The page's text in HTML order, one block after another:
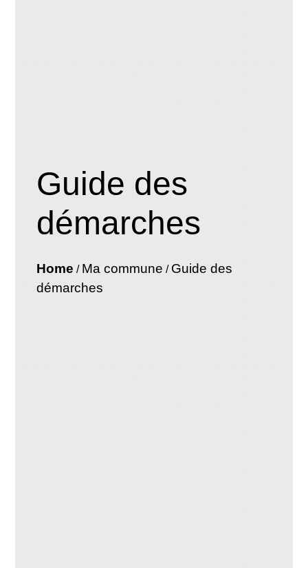
Guide des
démarches
Home / Ma commune / Guide des
démarches